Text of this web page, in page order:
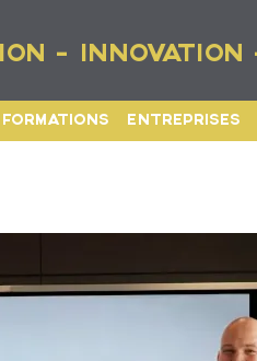
- INNOVATION
FORMATIONS ENTREPRISES